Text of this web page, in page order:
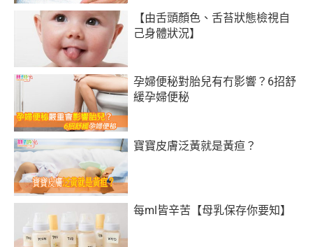
【由舌頭顏色、舌苔狀態檢視自
己身體狀況】
孕婦便秘對胎兒有冇影響？6招舒
緩孕婦便秘
寶寶皮膚泛黃就是黃疸？
每ml皆辛苦【母乳保存你要知】